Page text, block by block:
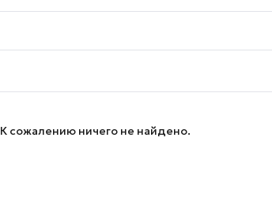
К сожалению ничего не найдено.